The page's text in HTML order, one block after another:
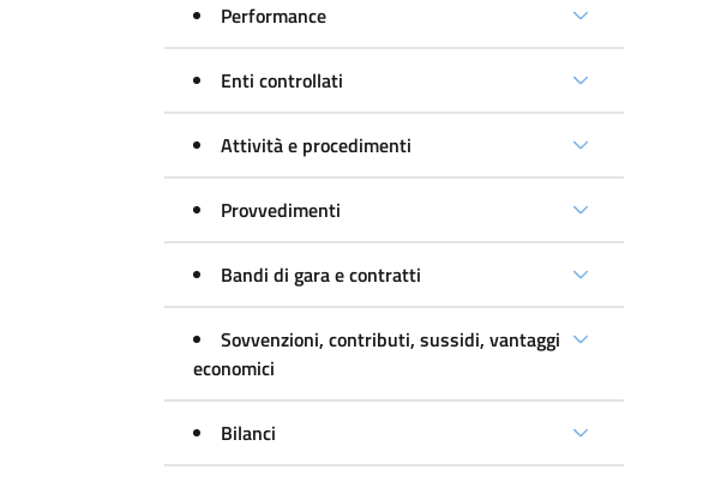
Performance
Enti controllati
Attività e procedimenti
Provvedimenti
Bandi di gara e contratti
Sovvenzioni, contributi, sussidi, vantaggi
economici
Bilanci